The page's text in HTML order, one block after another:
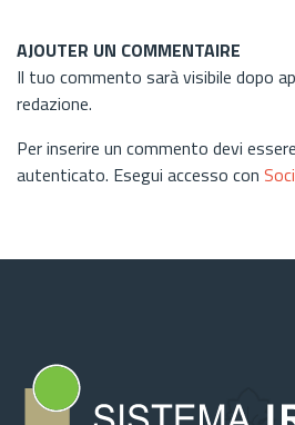
AJOUTER UN COMMENTAIRE
Il tuo commento sarà visibile dopo
redazione.
Per inserire un commento devi
autenticato. Esegui accesso con